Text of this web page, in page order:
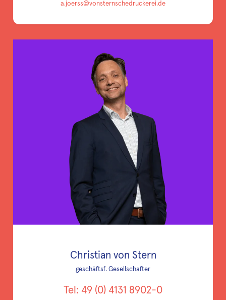
a.joerss@vonsternschedruckerei.de
Christian von Stern
geschäftsf. Gesellschafter
Tel: 49 (0) 4131 8902-0